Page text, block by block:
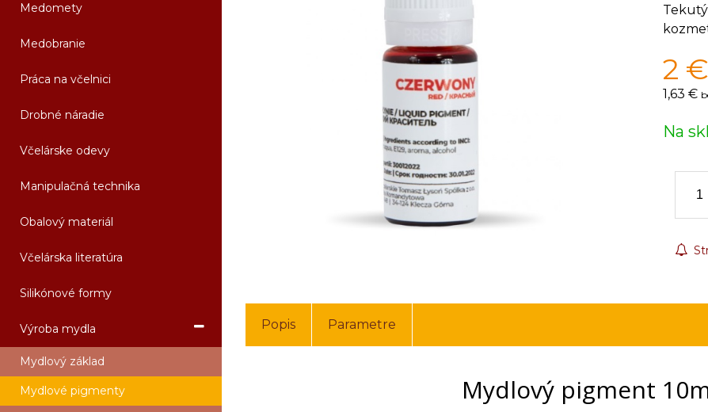
Medomety
Medobranie
Práca na včelnici
Drobné náradie
Včelárske odevy
Manipulačná technika
Obalový materiál
Včelárska literatúra
Silikónové formy
Výroba mydla
Mydlový základ
Mydlové pigmenty
2 €
1,63 €
Na
Popis Parametre
Mydlový pigment